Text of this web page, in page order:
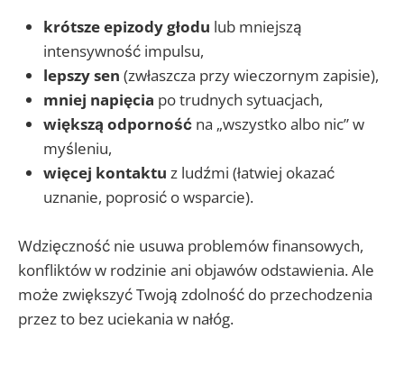
krótsze epizody głodu lub mniejszą
intensywność impulsu,
lepszy sen (zwłaszcza przy wieczornym zapisie),
mniej napięcia po trudnych sytuacjach,
większą odporność na „wszystko albo nic” w
myśleniu,
więcej kontaktu z ludźmi (łatwiej okazać
uznanie, poprosić o wsparcie).
Wdzięczność nie usuwa problemów finansowych,
konfliktów w rodzinie ani objawów odstawienia. Ale
może zwiększyć Twoją zdolność do przechodzenia
przez to bez uciekania w nałóg.